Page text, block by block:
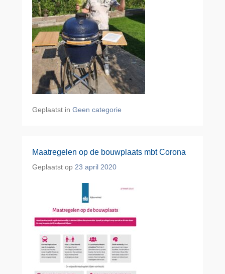
Geplaatst in Geen categorie
Maatregelen op de bouwplaats mbt Corona
Geplaatst op 23 april 2020